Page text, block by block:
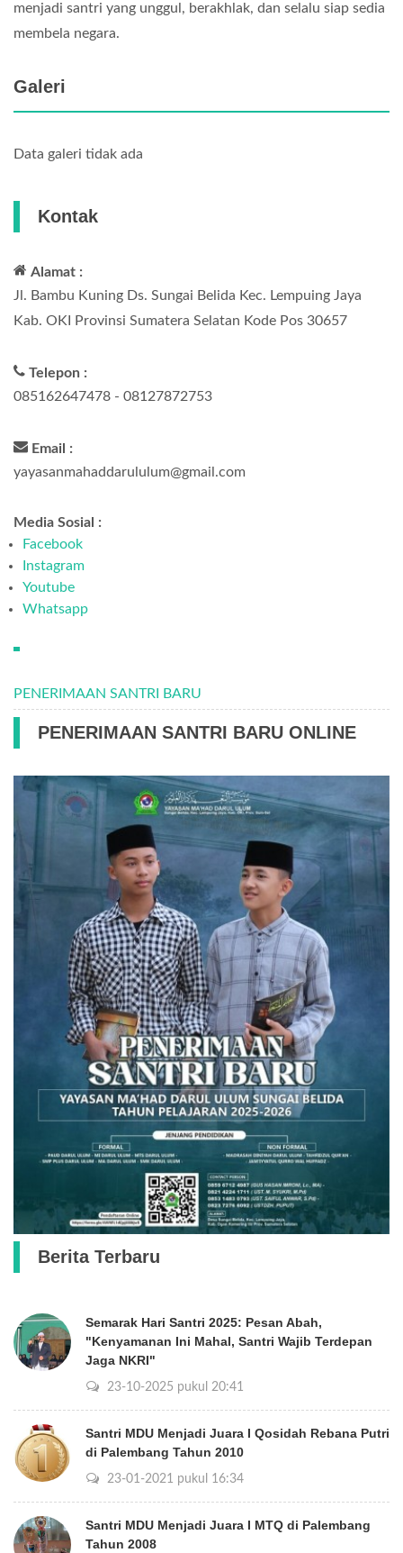
Kontak
Alamat :
Jl. Bambu Kuning Ds. Sungai Belida Kec. Lempuing Jaya
Kab. OKI Provinsi Sumatera Selatan Kode Pos 30657
Telepon :
085162647478 - 08127872753
Email :
yayasanmahaddarululum@gmail.com
Media Sosial :
Facebook
Instagram
Youtube
Whatsapp
PENERIMAAN SANTRI BARU
PENERIMAAN SANTRI BARU ONLINE
Berita Terbaru
Semarak Hari Santri 2025: Pesan Abah,
"Kenyamanan Ini Mahal, Santri Wajib Terdepan
Jaga NKRI"
23-10-2025 pukul 20:41
Santri MDU Menjadi Juara I Qosidah Rebana Putri
di Palembang Tahun 2010
23-01-2021 pukul 16:34
Santri MDU Menjadi Juara I MTQ di Palembang
Tahun 2008
menjadi santri yang unggul, berakhlak, dan selalu siap sedia
membela negara.
Galeri
Data galeri tidak ada